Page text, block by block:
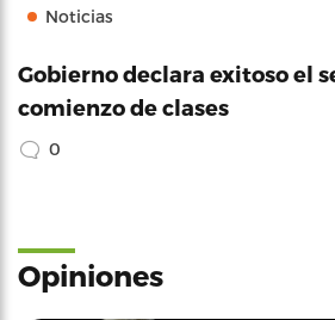
Noticias
Gobierno declara exitoso el
comienzo de clases
0
Opiniones